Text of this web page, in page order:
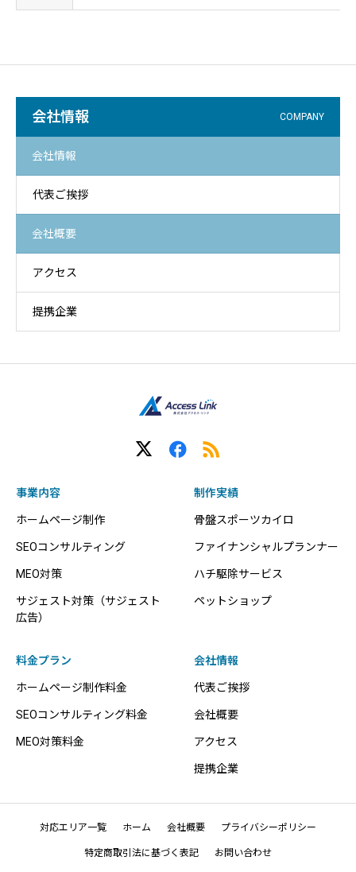
会社情報 COMPANY
会社情報
代表ご挨拶
会社概要
アクセス
提携企業
事業内容
ホームページ制作
SEOコンサルティング
MEO対策
サジェスト対策（サジェスト
広告）
制作実績
骨盤スポーツカイロ
ファイナンシャルプランナー
ハチ駆除サービス
ペットショップ
料金プラン
ホームページ制作料金
SEOコンサルティング料金
MEO対策料金
会社情報
代表ご挨拶
会社概要
アクセス
提携企業
対応エリア一覧 ホーム 会社概要 プライバシーポリシー
特定商取引法に基づく表記 お問い合わせ